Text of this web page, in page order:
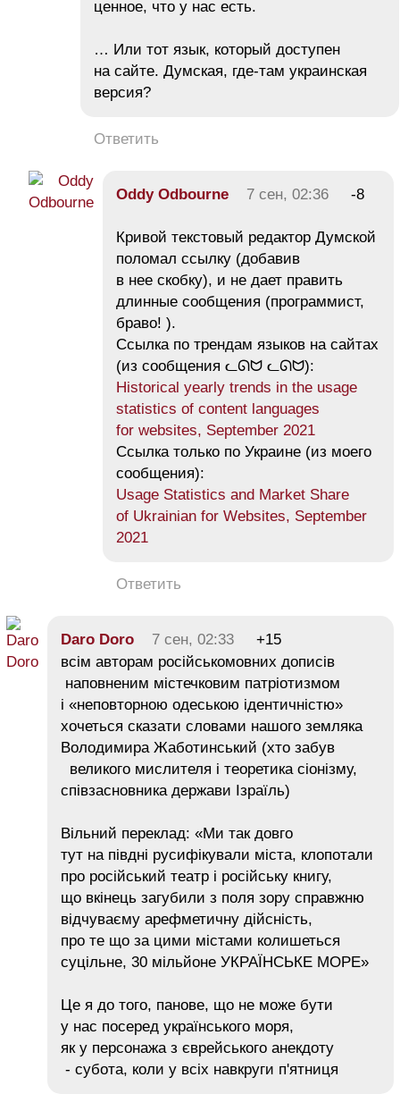
ценное, что у нас есть.
… Или тот язык, который доступен
на сайте. Думская, где-там украинская
версия?
Ответить
Oddy Odbourne 7 сен, 02:36 -8
Кривой текстовый редактор Думской
поломал ссылку (добавив
в нее скобку), и не дает править
длинные сообщения (программист,
браво! ).
Ссылка по трендам языков на сайтах
(из сообщения ᓚᘏᗢ ᓚᘏᗢ):
Historical yearly trends in the usage
statistics of content languages
for websites, September 2021
Ссылка только по Украине (из моего
сообщения):
Usage Statistics and Market Share
of Ukrainian for Websites, September
2021
Ответить
Daro Doro 7 сен, 02:33
+15
всім авторам російськомовних дописів
наповненим містечковим патріотизмом
і «неповторною одеською ідентичністю»
хочеться сказати словами нашого земляка
Володимира Жаботинський (хто забув
великого мислителя і теоретика сіонізму,
співзасновника держави Ізраїль)
Вільний переклад: «Ми так довго
тут на півдні русифікували міста, клопотали
про російський театр і російську книгу,
що вкінець загубили з поля зору справжню
відчуваєму арефметичну дійсність,
про те що за цими містами колишеться
суцільне, 30 мільйоне УКРАЇНСЬКЕ МОРЕ»
Це я до того, панове, що не може бути
у нас посеред українського моря,
як у персонажа з єврейського анекдоту
- субота, коли у всіх навкруги п'ятниця